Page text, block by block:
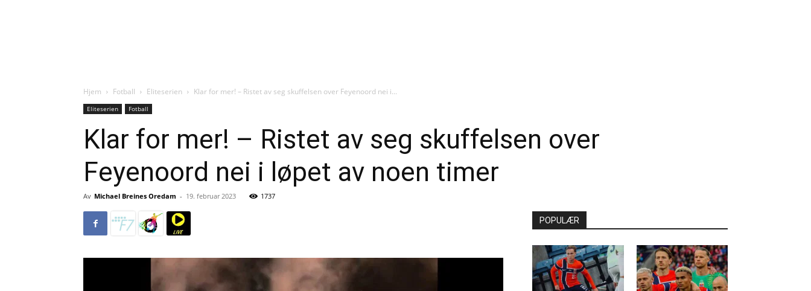
Hjem Fotball Eliteserien Klar for mer! – Ristet av seg skuffelsen over Feyenoord nei i...
Eliteserien Fotball
Klar for mer! – Ristet av seg skuffelsen over
Feyenoord nei i løpet av noen timer
Av Michael Breines Oredam - 19. februar 2023 1737
POPULÆR